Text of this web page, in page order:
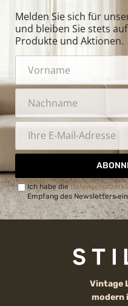
Melden Sie sich für
und bleiben Sie stets
Produkte und Aktionen.
Ich habe die
Empfang des Newsletters
Vintage